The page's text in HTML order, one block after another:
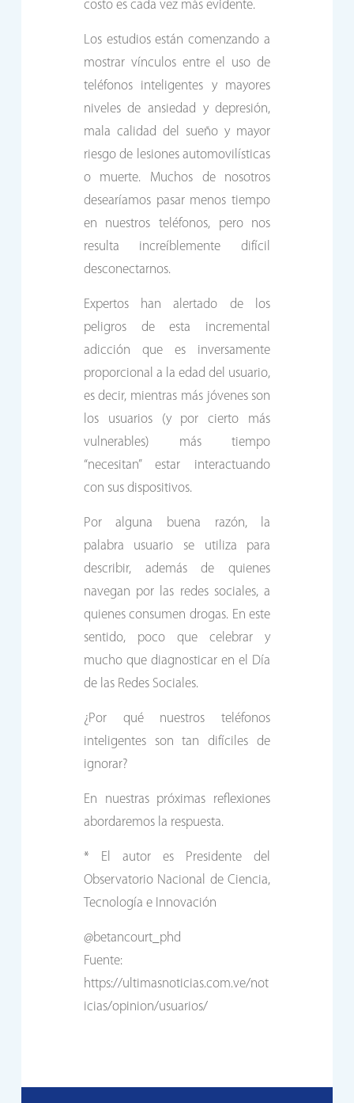
costo es cada vez más evidente.
Los estudios están comenzando a
mostrar vínculos entre el uso de
teléfonos inteligentes y mayores
niveles de ansiedad y depresión,
mala calidad del sueño y mayor
riesgo de lesiones automovilísticas
o muerte. Muchos de nosotros
desearíamos pasar menos tiempo
en nuestros teléfonos, pero nos
resulta increíblemente difícil
desconectarnos.
Expertos han alertado de los
peligros de esta incremental
adicción que es inversamente
proporcional a la edad del usuario,
es decir, mientras más jóvenes son
los usuarios (y por cierto más
vulnerables) más tiempo
“necesitan” estar interactuando
con sus dispositivos.
Por alguna buena razón, la
palabra usuario se utiliza para
describir, además de quienes
navegan por las redes sociales, a
quienes consumen drogas. En este
sentido, poco que celebrar y
mucho que diagnosticar en el Día
de las Redes Sociales.
¿Por qué nuestros teléfonos
inteligentes son tan difíciles de
ignorar?
En nuestras próximas reflexiones
abordaremos la respuesta.
* El autor es Presidente del
Observatorio Nacional de Ciencia,
Tecnología e Innovación
@betancourt_phd
Fuente:
https://ultimasnoticias.com.ve/not
icias/opinion/usuarios/